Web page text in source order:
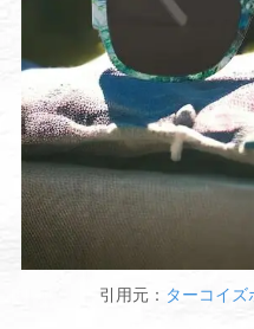
引用元： ターコイズ